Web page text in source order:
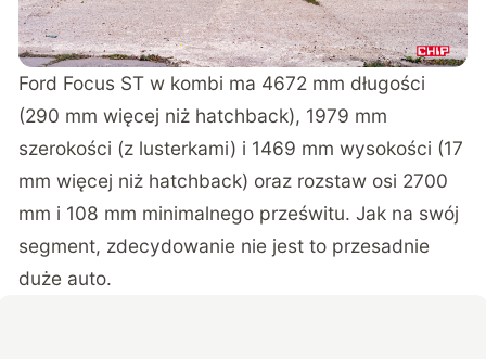
Ford Focus ST w kombi ma 4672 mm długości
(290 mm więcej niż hatchback), 1979 mm
szerokości (z lusterkami) i 1469 mm wysokości (17
mm więcej niż hatchback) oraz rozstaw osi 2700
mm i 108 mm minimalnego prześwitu. Jak na swój
segment, zdecydowanie nie jest to przesadnie
duże auto.